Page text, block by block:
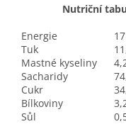
Nutriční
Energie
Tuk
Mastné kyseliny
Sacharidy
Cukr
Bílkoviny
Sůl